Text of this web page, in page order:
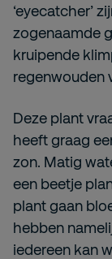
‘eyecatcher’
zogenaamde
kruipende
regenwouden
Deze plant
heeft graag
zon. Matig
een beetje
plant gaan
hebben
iedereen kan